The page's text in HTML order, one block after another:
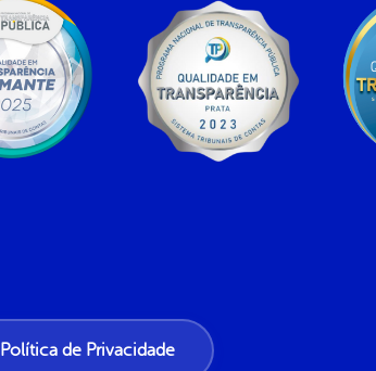
Política de Privacidade